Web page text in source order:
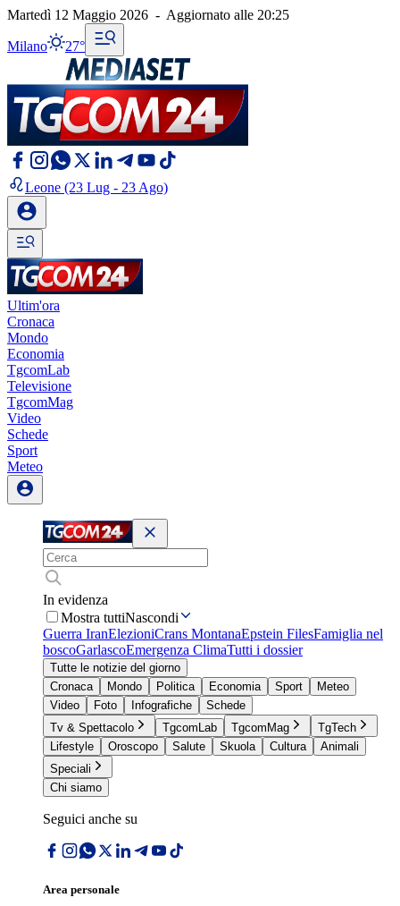
Martedì 12 Maggio 2026 - Aggiornato alle 20:25
Milano 27°
Leone (23 Lug - 23 Ago)
Ultim'ora
Cronaca
Mondo
Economia
TgcomLab
Televisione
TgcomMag
Video
Schede
Sport
Meteo
In evidenza
Mostra tuttiNascondi
Guerra IranElezioniCrans MontanaEpstein FilesFamiglia nel
boscoGarlascoEmergenza ClimaTutti i dossier
Tutte le notizie del giorno
Cronaca
Mondo Politica Economia Sport
Meteo
Video
Foto Infografiche
Schede
Tv & Spettacolo
TgcomLab TgcomMag
TgTech
Lifestyle
Oroscopo Salute Skuola Cultura
Animali
Speciali
Chi siamo
Seguici anche su
Area personale